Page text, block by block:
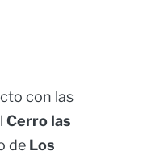
con las
Cerro las
de Los